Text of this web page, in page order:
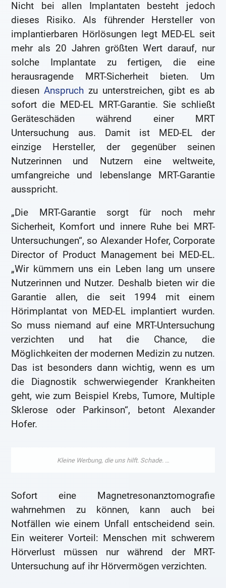
Nicht bei allen Implantaten besteht jedoch
dieses Risiko. Als führender Hersteller von
implantierbaren Hörlösungen legt MED-EL seit
mehr als 20 Jahren größten Wert darauf, nur
solche Implantate zu fertigen, die eine
herausragende MRT-Sicherheit bieten. Um
diesenAnspruch zu unterstreichen, gibt es ab
sofort die MED-EL MRT-Garantie. Sie schließt
Geräteschäden während einer MRT
Untersuchung aus. Damit ist MED-EL der
einzige Hersteller, der gegenüber seinen
Nutzerinnen und Nutzern eine weltweite,
umfangreiche und lebenslange MRT-Garantie
ausspricht.
„Die MRT-Garantie sorgt für noch mehr
Sicherheit, Komfort und innere Ruhe bei MRT-
Untersuchungen“, so Alexander Hofer, Corporate
Director of Product Management bei MED-EL.
„Wir kümmern uns ein Leben lang um unsere
Nutzerinnen und Nutzer. Deshalb bieten wir die
Garantie allen, die seit 1994 mit einem
Hörimplantat von MED-EL implantiert wurden.
So muss niemand auf eine MRT-Untersuchung
verzichten und hat die Chance, die
Möglichkeiten der modernen Medizin zu nutzen.
Das ist besonders dann wichtig, wenn es um
die Diagnostik schwerwiegender Krankheiten
geht, wie zum Beispiel Krebs, Tumore, Multiple
Sklerose oder Parkinson“, betont Alexander
Hofer.
Sofort eine Magnetresonanztomografie
wahrnehmen zu können, kann auch bei
Notfällen wie einem Unfall entscheidend sein.
Ein weiterer Vorteil: Menschen mit schwerem
Hörverlust müssen nur während der MRT-
Untersuchung auf ihr Hörvermögen verzichten.